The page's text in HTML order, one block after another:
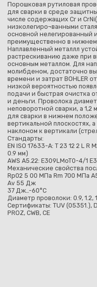
Порошковая рутиловая
для сварки в среде
числе содержащих Cr и
низколегиро¬ванными
основной нелегированный
преимущественно в
Наплавленный металлл
растрескиванию даже при
основным металлом. Для
молибденом, достаточно
времени и затрат BOHLER
низкой вероятностью
подачи и быстрая очистка
и деньги. Проволока
неповоротной сварки, а 1,2
для сварки в нижнем
вертикальной плоскостях,
наклоном к вертикали
Стандарты:
EN ISO 17633-A: T 23 12 2 L R
0.9 мм)
AWS A5.22: E309LMoT0-4/1
Механические свойства
Rp02 5 00 MПa Rm 700 MПa
Av 55 Дж
37 Дж…-60°С
Диаметр проволоки: 0.9, 1.2,
Сертификаты: TUV (05351.),
PROZ, CWB, CE